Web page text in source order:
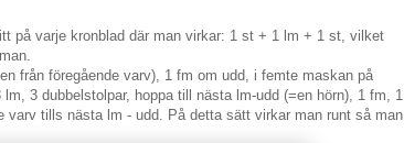
på varje kronblad där man virkar: 1 st + 1 lm + 1 st, vilket
från föregående varv), 1 fm om udd, i femte maskan på
3 dubbelstolpar, hoppa till nästa lm-udd (=en hörn), 1 fm, 1
varv tills nästa lm - udd. På detta sätt virkar man runt så man